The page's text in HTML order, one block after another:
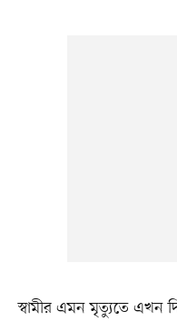
স্বামীর এমন মৃত্যুতে এখন